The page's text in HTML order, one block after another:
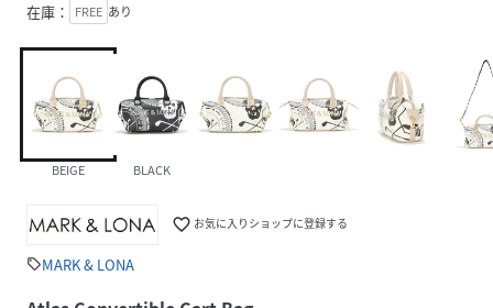
在庫： FREE あり
BEIGE BLACK
favorite_border お気に入りショップに登録する
sellMARK & LONA